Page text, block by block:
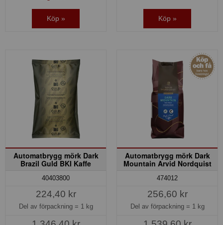
Köp » Köp »
Automatbrygg mörk Dark
Brazil Guld BKI Kaffe
40403800
224,40 kr
Del av förpackning = 1 kg
Automatbrygg mörk Dark
Mountain Arvid Nordquist
474012
256,60 kr
Del av förpackning = 1 kg